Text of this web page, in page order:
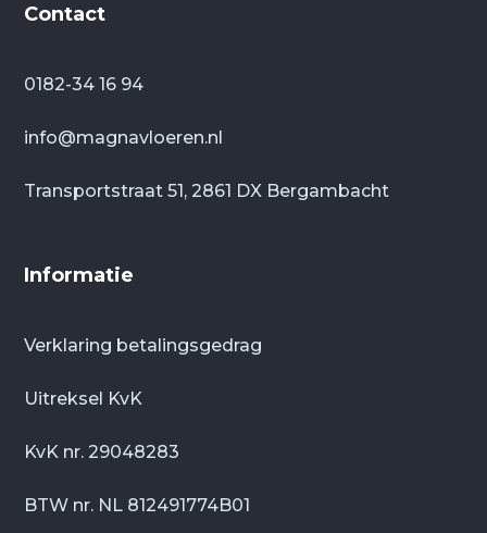
Contact
0182-34 16 94
info@magnavloeren.nl
Transportstraat 51, 2861 DX Bergambacht
Informatie
Verklaring betalingsgedrag
Uitreksel KvK
KvK nr. 29048283
BTW nr. NL 812491774B01